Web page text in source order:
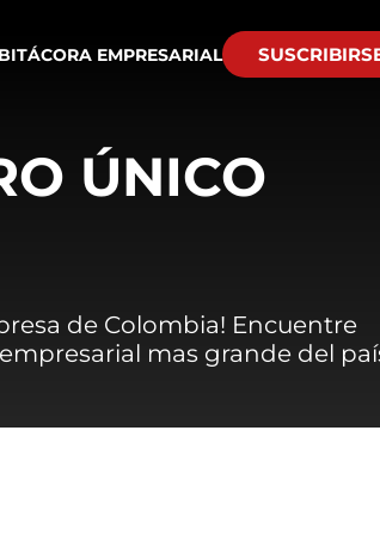
BITÁCORA EMPRESARIAL
ÚNICO
de Colombia! Encuentre
mas grande del